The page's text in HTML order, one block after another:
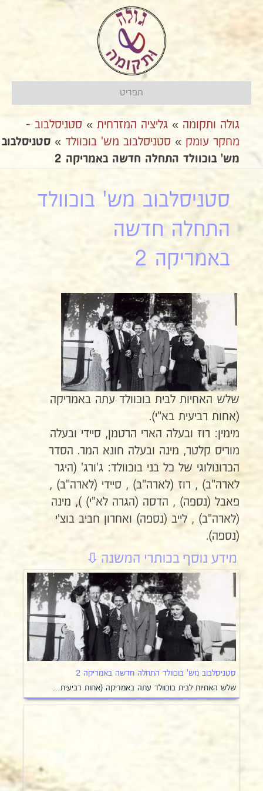
תפריט
גולה ותקומה » גליציה המזרחית » סטניסלבוב -
מחקר עומק » סטניסלבוב מש' בוכוולד » סטניסלבוב
מש' בוכוולד התחלה חדשה באמריקה 2
סטניסלבוב מש' בוכוולד
התחלה חדשה
באמריקה 2
שלש האחיות לבית בוכוולד עתה באמריקה
(אחות רביעית בא"י).
מימין: רוז ובעלה הארי הרטמן, סיידי ובעלה
מוריס קלטר, מינה ובעלה חונא המר. הסדר
הכרונולוגי של כל בני בוכוולד: ג'ורג' (היגר
לארה"ב) , רוז (לארה"ב) , סיידי (לארה"ב) ,
פאבל (נספה) , הדסה (הגרה לא"י) ), מינה
(לארה"ב) , לייב (נספה) ואחרון חביב בוצ'י
(נספה).
סטניסלבוב מש' בוכוולד התחלה חדשה באמריקה 2
שלש האחיות לבית בוכוולד עתה באמריקה (אחות רביעית…